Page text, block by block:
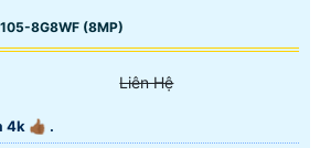
8G8WF (8MP)
Liên Hệ
👍🏾 .